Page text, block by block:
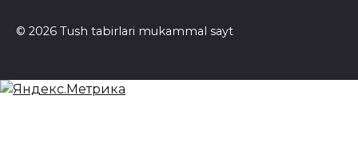
© 2026 Tush tabirlari mukammal sayt